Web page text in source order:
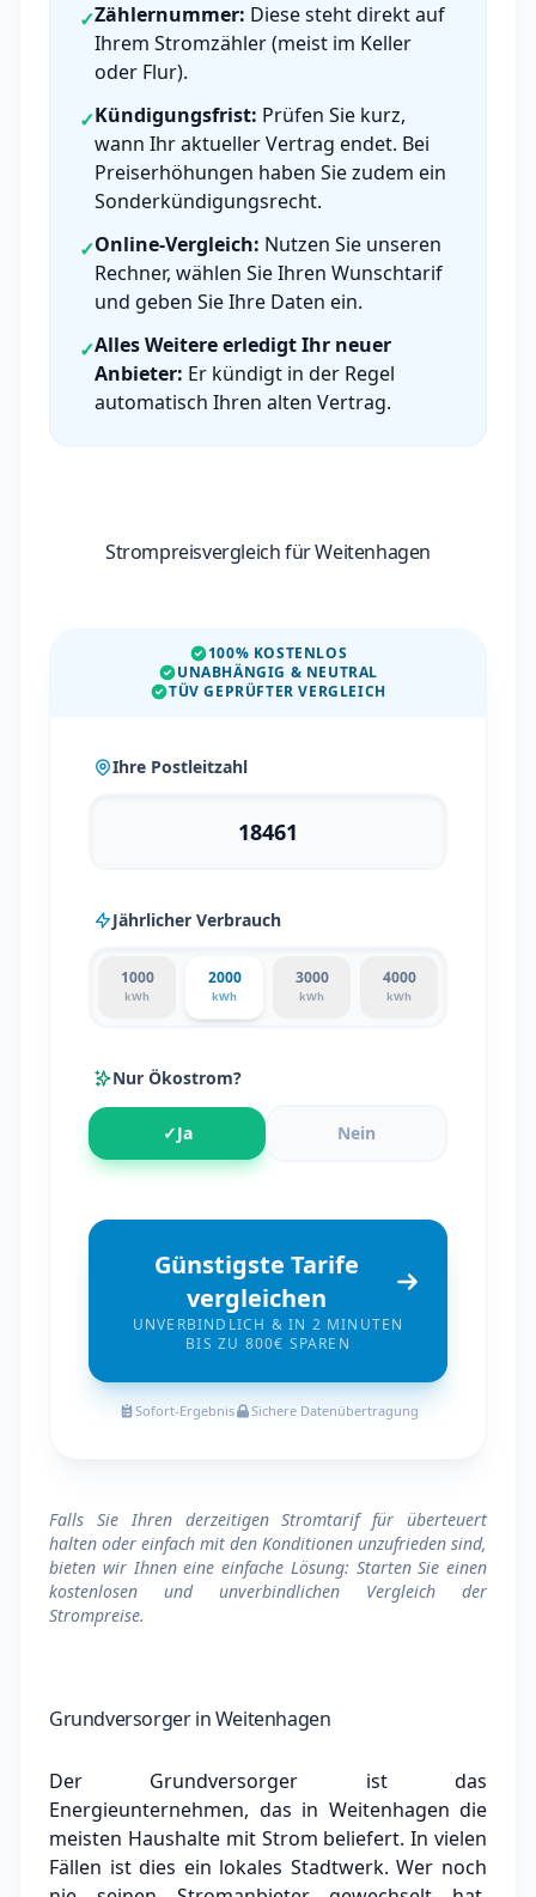
✓Zählernummer: Diese steht direkt auf
Ihrem Stromzähler (meist im Keller
oder Flur).
✓Kündigungsfrist: Prüfen Sie kurz,
wann Ihr aktueller Vertrag endet. Bei
Preiserhöhungen haben Sie zudem ein
Sonderkündigungsrecht.
✓Online-Vergleich: Nutzen Sie unseren
Rechner, wählen Sie Ihren Wunschtarif
und geben Sie Ihre Daten ein.
✓Alles Weitere erledigt Ihr neuer
Anbieter: Er kündigt in der Regel
automatisch Ihren alten Vertrag.
Strompreisvergleich für Weitenhagen
100% KOSTENLOS
UNABHÄNGIG & NEUTRAL
TÜV GEPRÜFTER VERGLEICH
Ihre Postleitzahl
Jährlicher Verbrauch
1000
kWh
2000
kWh
3000
kWh
4000
kWh
Nur Ökostrom?
✓Ja Nein
Günstigste Tarife
vergleichen
UNVERBINDLICH & IN 2 MINUTEN
BIS ZU 800€ SPAREN
Sofort-Ergebnis Sichere Datenübertragung
Falls Sie Ihren derzeitigen Stromtarif für überteuert
halten oder einfach mit den Konditionen unzufrieden sind,
bieten wir Ihnen eine einfache Lösung: Starten Sie einen
kostenlosen und unverbindlichen Vergleich der
Strompreise.
Grundversorger in Weitenhagen
Der Grundversorger ist das
Energieunternehmen, das in Weitenhagen die
meisten Haushalte mit Strom beliefert. In vielen
Fällen ist dies ein lokales Stadtwerk.Wer noch